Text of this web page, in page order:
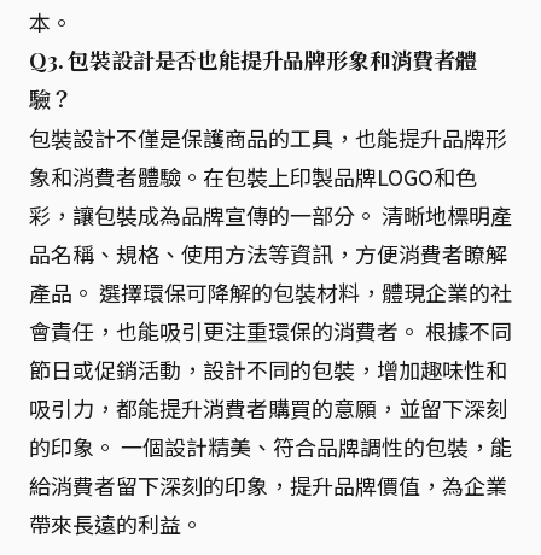
本。
Q3. 包裝設計是否也能提升品牌形象和消費者體
驗？
包裝設計不僅是保護商品的工具，也能提升品牌形
象和消費者體驗。在包裝上印製品牌LOGO和色
彩，讓包裝成為品牌宣傳的一部分。 清晰地標明產
品名稱、規格、使用方法等資訊，方便消費者瞭解
產品。 選擇環保可降解的包裝材料，體現企業的社
會責任，也能吸引更注重環保的消費者。 根據不同
節日或促銷活動，設計不同的包裝，增加趣味性和
吸引力，都能提升消費者購買的意願，並留下深刻
的印象。 一個設計精美、符合品牌調性的包裝，能
給消費者留下深刻的印象，提升品牌價值，為企業
帶來長遠的利益。